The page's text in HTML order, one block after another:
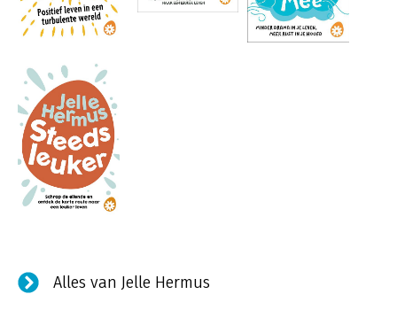
Alles van Jelle Hermus